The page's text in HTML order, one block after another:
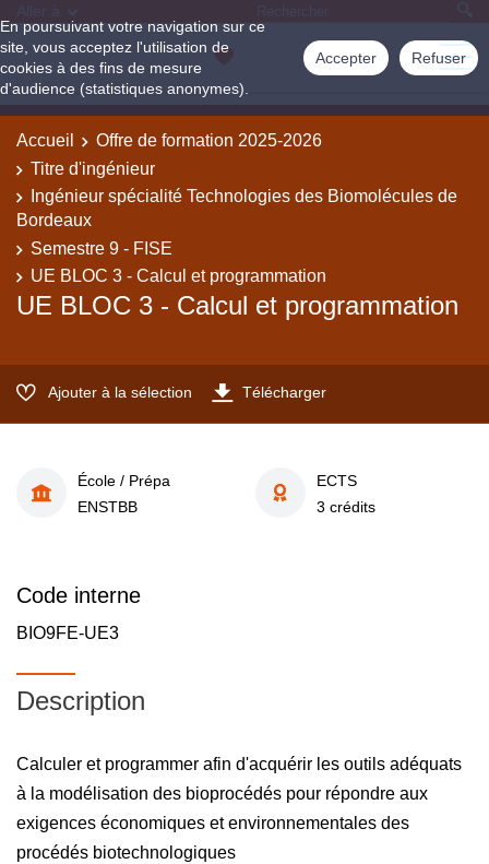
En poursuivant votre navigation sur ce
site, vous acceptez l'utilisation de
cookies à des fins de mesure
d'audience (statistiques anonymes).
Accepter Refuser
Aller à
Accueil
Offre de formation 2025-2026
Titre d'ingénieur
Ingénieur spécialité Technologies des Biomolécules de
Bordeaux
Semestre 9 - FISE
UE BLOC 3 - Calcul et programmation
UE BLOC 3 - Calcul et programmation
Ajouter à la sélection Télécharger
École / Prépa
ENSTBB
ECTS
3 crédits
Code interne
BIO9FE-UE3
Description
Calculer et programmer afin d'acquérir les outils adéquats
à la modélisation des bioprocédés pour répondre aux
exigences économiques et environnementales des
procédés biotechnologiques